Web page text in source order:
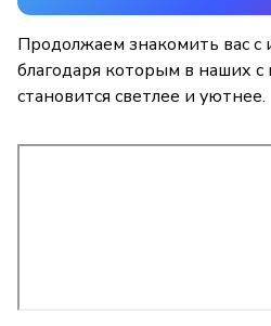
Продолжаем знакомить вас с
благодаря которым в наших с
становится светлее и уютнее.